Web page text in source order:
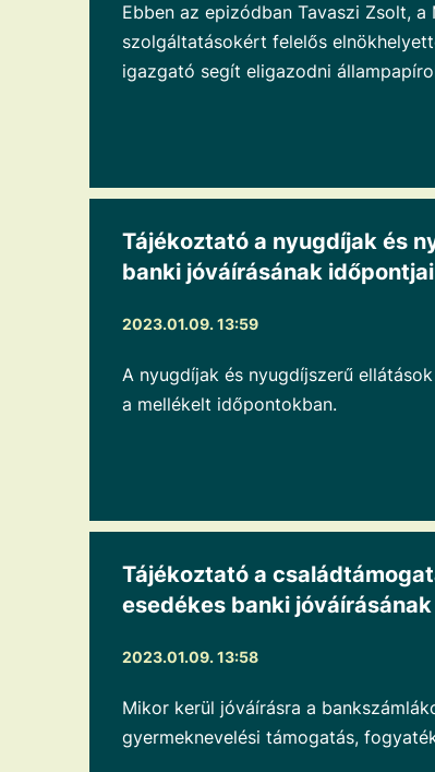
Ebben az epizódban Tavaszi Zsolt,
szolgáltatásokért felelős
igazgató segít eligazodni
Tájékoztató a nyugdíjak és
banki jóváírásának
2023.01.09. 13:59
A nyugdíjak és nyugdíjszerű
a mellékelt időpontokban.
Tájékoztató a
esedékes banki
2023.01.09. 13:58
Mikor kerül jóváírásra a
gyermeknevelési támogatás,